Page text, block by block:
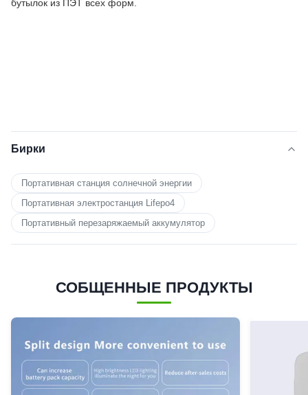
бутылок из ПЭТ всех форм.
Бирки
Портативная станция солнечной энергии
Портативная электростанция Lifepo4
Портативный перезаряжаемый аккумулятор
СОБЩЕННЫЕ ПРОДУКТЫ